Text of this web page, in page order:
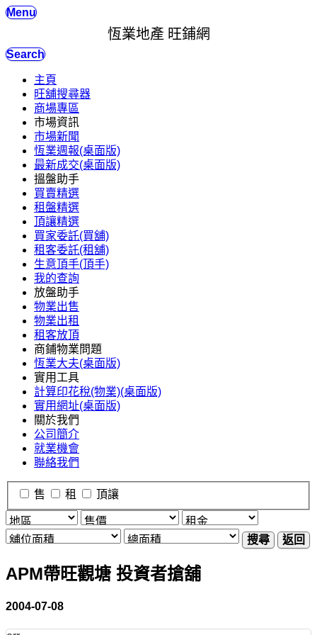
Menu
恆業地產 旺鋪網
Search
主頁
旺舖搜尋器
商場專區
市場資訊
市場新聞
恆業週報(桌面版)
最新成交(桌面版)
搵盤助手
買賣精選
租盤精選
頂讓精選
買家委託(買舖)
租客委託(租舖)
生意頂手(頂手)
我的查詢
放盤助手
物業出售
物業出租
租客放頂
商鋪物業問題
恆業大夫(桌面版)
實用工具
計算印花稅(物業)(桌面版)
實用網址(桌面版)
關於我們
公司簡介
就業機會
聯絡我們
售 租 頂讓
搜尋 返回
APM帶旺觀塘 投資者搶舖
2004-07-08